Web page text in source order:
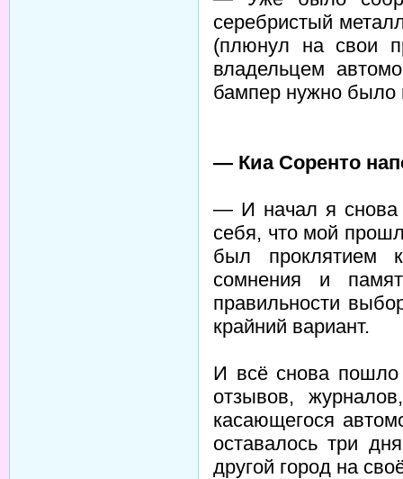
серебристый
(плюнул на свои
владельцем
бампер нужно было
— Киа Соренто
— И начал я снова
себя, что мой
был проклятием
сомнения и
правильности
крайний вариант.
И всё снова пошло
отзывов,
касающегося
оставалось три
другой город на